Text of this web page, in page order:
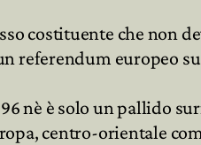
costituente che non
referendum europeo
nè è solo un pallido
centro-orientale